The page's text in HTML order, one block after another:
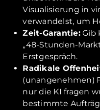
Visualisierung in
verwandelst, um
Zeit-Garantie:Gib
„48-Stunden-
Erstgespräch.
Radikale
(unangenehmen)
nur die KI fragen
bestimmte